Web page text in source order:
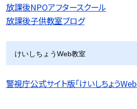
放課後NPOアフタースクール
放課後子供教室ブログ
けいしちょうWeb教室
警視庁公式サイト版「けいしちょう